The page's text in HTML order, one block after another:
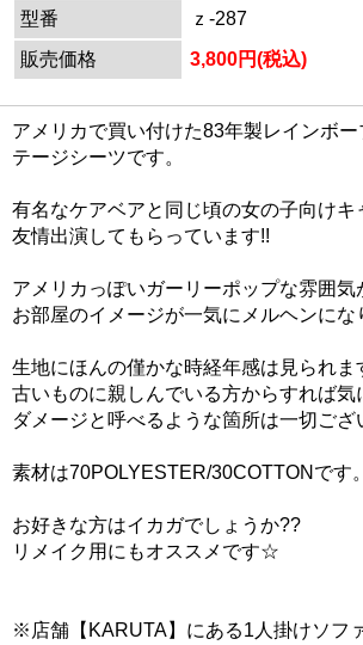
型番
ｚ-287
販売価格
3,800円(税込)
アメリカで買い付けた83年製レインボ
テージシーツです。
有名なケアベアと同じ頃の女の子向けキ
友情出演してもらっています!!
アメリカっぽいガーリーポップな雰囲気
お部屋のイメージが一気にメルヘンに
生地にほんの僅かな時経年感は見られま
古いものに親しんでいる方からすれば気
ダメージと呼べるような箇所は一切ござ
素材は70POLYESTER/30COTTONです。
お好きな方はイカガでしょうか??
リメイク用にもオススメです☆
※店舗【KARUTA】にある1人掛けソフ